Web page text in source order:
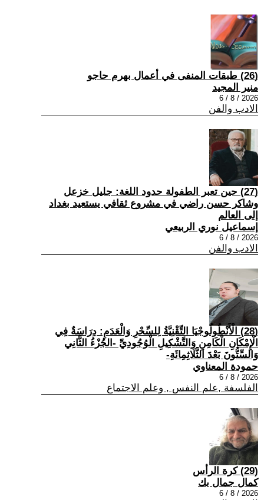
(26) طبقات المنفى في أعمال بهرم حاجو
منير المجيد
2026 / 8 / 6
الادب والفن
(27) حين تعبر الطفولة حدود اللغة: جليل خزعل
وشاكر حسن راضي في مشروع ثقافي يستعيد بغداد
إلى العالم
إسماعيل نوري الربيعي
2026 / 8 / 6
الادب والفن
(28) الْأَنْطُولُوجْيَا التِّقْنِيَّةُ لِلسِّحْرِ وَالْعَدَمِ: دِرَاسَةٌ فِي
الْإِمْكَانِ الْكَامِنِ وَالتَّشْكِيلِ الْوُجُودِيِّ -الجُزْءُ الثَّانِي
وَالسِّتُّونَ بَعْدَ الثَّلَاثِمِائَةِ-
حمودة المعناوي
2026 / 8 / 6
الفلسفة ,علم النفس , وعلم الاجتماع
(29) كرة الرأس
كمال جمال بك
2026 / 8 / 6